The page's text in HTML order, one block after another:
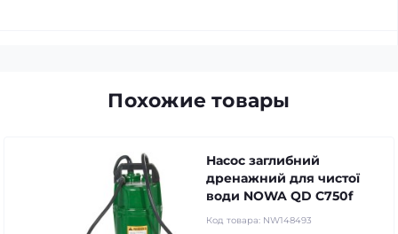
Похожие товары
Насос заглибний
дренажний для чистої
води NOWA QD C750f
Код товара: NW148493